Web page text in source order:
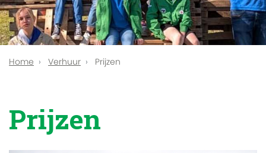
Home Verhuur Prijzen
Prijzen